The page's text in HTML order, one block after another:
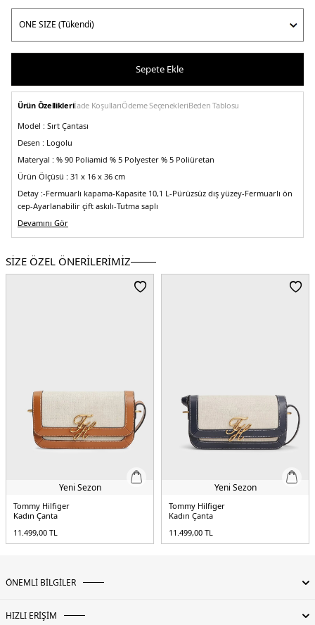
Sepete Ekle
Ürün Özellikleriİade KoşullarıÖdeme SeçenekleriBeden Tablosu
Model : Sırt Çantası
Desen : Logolu
Materyal : % 90 Poliamid % 5 Polyester % 5 Poliüretan
Ürün Ölçüsü : 31 x 16 x 36 cm
Detay :-Fermuarlı kapama-Kapasite 10,1 L-Pürüzsüz dış yüzey-Fermuarlı ön
cep-Ayarlanabilir çift askılı-Tutma saplı
Üretim Yeri :Bangladeş
2DEAW0AW15641BDS.07
Devamını Gör
SİZE ÖZEL ÖNERİLERİMİZ
Yeni Sezon
Tommy Hilfiger
Kadın Çanta
11.499,00 TL
Yeni Sezon
Tommy Hilfiger
Kadın Çanta
11.499,00 TL
ÖNEMLİ BİLGİLER
HIZLI ERİŞİM